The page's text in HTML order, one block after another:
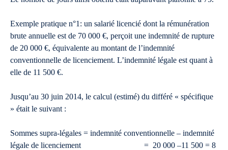
Exemple pratique n°1: un salarié licencié dont la rémunération
brute annuelle est de 70 000 €, perçoit une indemnité de rupture
de 20 000 €, équivalente au montant de l’indemnité
conventionnelle de licenciement. L’indemnité légale est quant à
elle de 11 500 €.
Jusqu’au 30 juin 2014, le calcul (estimé) du différé « spécifique
» était le suivant :
Sommes supra-légales = indemnité conventionnelle – indemnité
légale de licenciement = 20 000 –11 500 = 8